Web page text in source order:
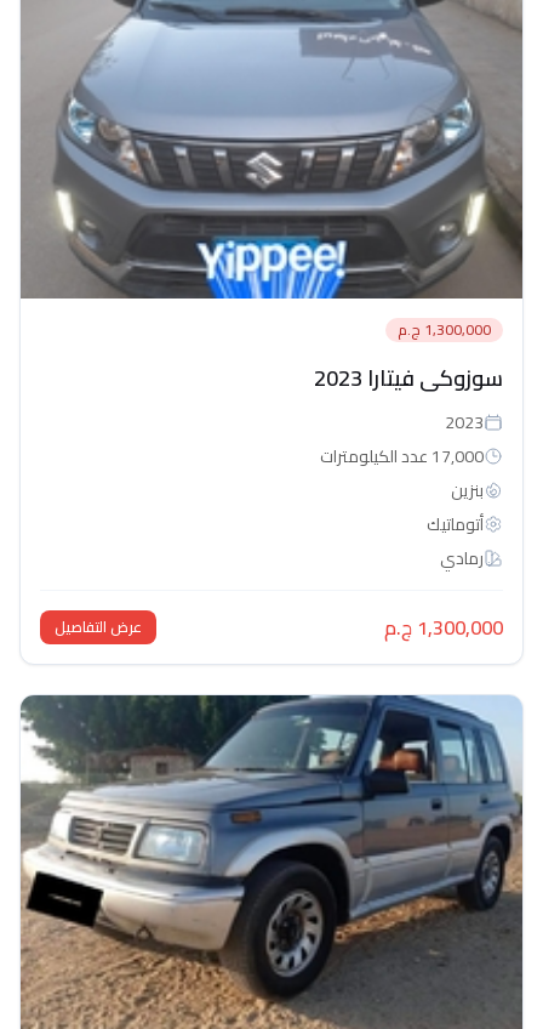
1,300,000 ج.م
سوزوكى فيتارا 2023
2023
17,000 عدد الكيلومترات
بنزين
أتوماتيك‎
رمادي
1,300,000 ج.م عرض التفاصيل